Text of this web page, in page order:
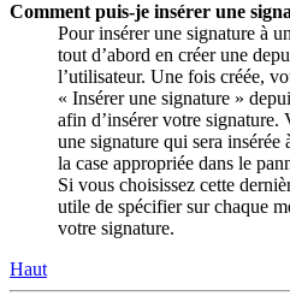
Comment puis-je insérer une
Pour insérer une signature à
tout d’abord en créer une
l’utilisateur. Une fois créée,
« Insérer une signature »
afin d’insérer votre signature.
une signature qui sera insérée
la case appropriée dans le
Si vous choisissez cette
utile de spécifier sur chaque
votre signature.
Haut